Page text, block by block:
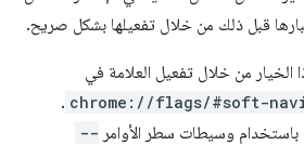
من خلال تفعيل العلامة في
chrome://flags/#soft-
.
باستخدام وسيطات سطر الأوامر --